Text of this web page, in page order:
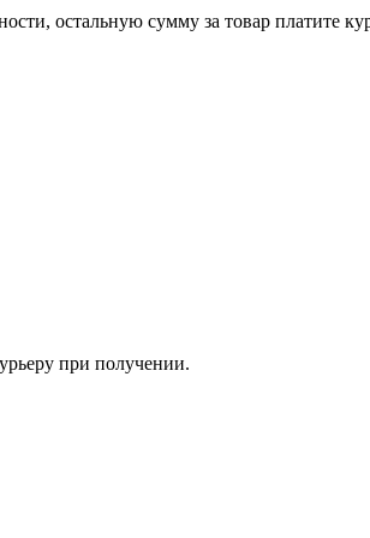
остальную сумму за товар платите
при получении.